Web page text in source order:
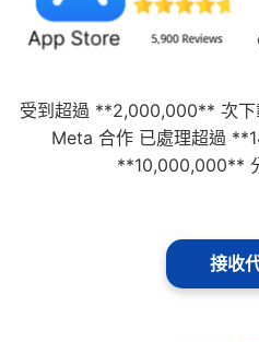
受到超過 **2,000,000** 次下
Meta 合作 已處理超過
**10,000,000**
接收